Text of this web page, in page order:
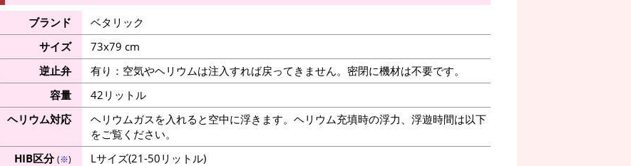
ブランド
ベタリック
サイズ
73x79 cm
逆止弁
有り：空気やヘリウムは注入すれば戻ってきません。密閉に機材は不要です。
容量
42リットル
ヘリウム対応
ヘリウムガスを入れると空中に浮きます。ヘリウム充填時の浮力、浮遊時間は以下
をご覧ください。
HIB区分(※)
Lサイズ(21-50リットル)